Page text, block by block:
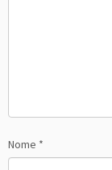
Nome *